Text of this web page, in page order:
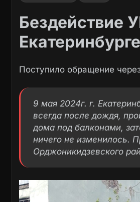
Бездействие
Поступило обращение
9 мая 2024г. г.
всегда после дождя,
дома под балконами,
ничего не изменилось.
Орджоникидзевского